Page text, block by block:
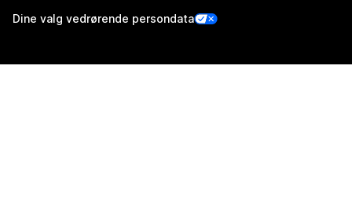
Dine valg vedrørende persondata